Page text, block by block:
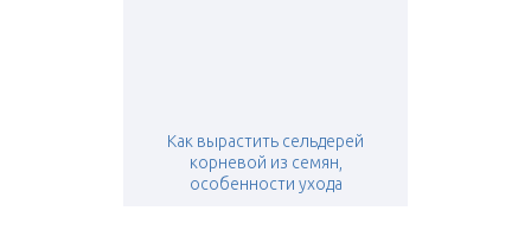
Как вырастить сельдерей
корневой из семян,
особенности ухода